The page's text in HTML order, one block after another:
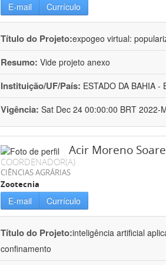
E-mail Currículo
Título do Projeto:expogeo virtual:
Resumo: Vide projeto anexo
Instituição/UF/País: ESTADO DA BAHIA -
Vigência: Sat Dec 24 00:00:00 BRT 2022-
Acir Moreno
COORDENADOR(A)
CIÊNCIAS AGRÁRIAS
Zootecnia
E-mail Currículo
Título do Projeto:inteligência artificial
confinamento